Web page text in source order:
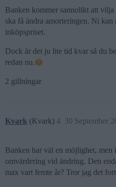
Banken kommer sannolikt att
ska få ändra amorteringen. Ni kan
inköpspriset.
Dock är det ju lite tid kvar så du
redan nu.
2 gillningar
Kvark (Kvark) 30 September
4
Banken har väl en möjlighet, men
omvärdering vid ändring. Den
max vart femte år? Tror jag det